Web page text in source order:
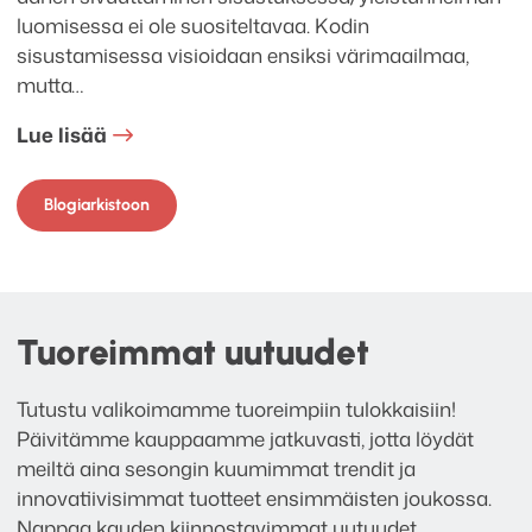
luomisessa ei ole suositeltavaa. Kodin
sisustamisessa visioidaan ensiksi värimaailmaa,
mutta…
Lue lisää
Blogiarkistoon
Tuoreimmat uutuudet
Tutustu valikoimamme tuoreimpiin tulokkaisiin!
Päivitämme kauppaamme jatkuvasti, jotta löydät
meiltä aina sesongin kuumimmat trendit ja
innovatiivisimmat tuotteet ensimmäisten joukossa.